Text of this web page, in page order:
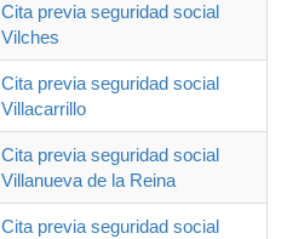
Cita previa seguridad social
Vilches
Cita previa seguridad social
Villacarrillo
Cita previa seguridad social
Villanueva de la Reina
Cita previa seguridad social